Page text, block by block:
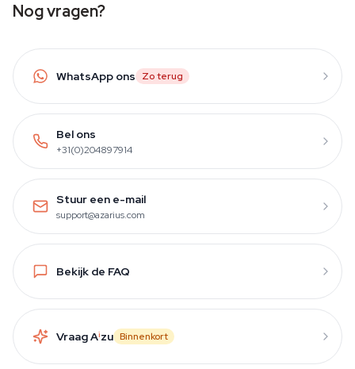
Nog vragen?
WhatsApp ons Zo terug
Bel ons
+31(0)204897914
Stuur een e-mail
support@azarius.com
Bekijk de FAQ
Vraag Aizu Binnenkort